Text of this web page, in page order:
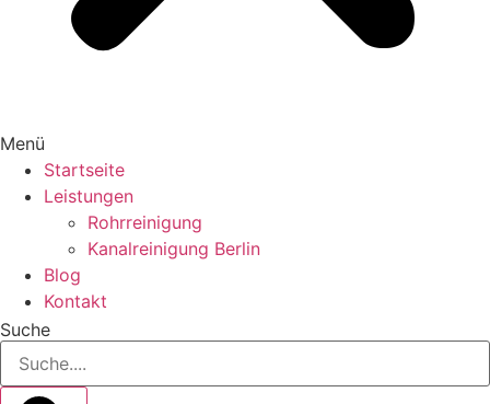
Menü
Startseite
Leistungen
Rohrreinigung
Kanalreinigung Berlin
Blog
Kontakt
Suche